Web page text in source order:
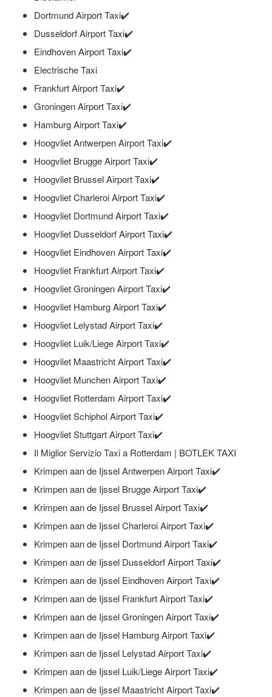
Dortmund Airport Taxi✔️
Dusseldorf Airport Taxi✔️
Eindhoven Airport Taxi✔️
Electrische Taxi
Frankfurt Airport Taxi✔️
Groningen Airport Taxi✔️
Hamburg Airport Taxi✔️
Hoogvliet Antwerpen Airport Taxi✔️
Hoogvliet Brugge Airport Taxi✔️
Hoogvliet Brussel Airport Taxi✔️
Hoogvliet Charleroi Airport Taxi✔️
Hoogvliet Dortmund Airport Taxi✔️
Hoogvliet Dusseldorf Airport Taxi✔️
Hoogvliet Eindhoven Airport Taxi✔️
Hoogvliet Frankfurt Airport Taxi✔️
Hoogvliet Groningen Airport Taxi✔️
Hoogvliet Hamburg Airport Taxi✔️
Hoogvliet Lelystad Airport Taxi✔️
Hoogvliet Luik/Liege Airport Taxi✔️
Hoogvliet Maastricht Airport Taxi✔️
Hoogvliet Munchen Airport Taxi✔️
Hoogvliet Rotterdam Airport Taxi✔️
Hoogvliet Schiphol Airport Taxi✔️
Hoogvliet Stuttgart Airport Taxi✔️
Il Miglior Servizio Taxi a Rotterdam | BOTLEK TAXI
Krimpen aan de Ijssel Antwerpen Airport Taxi✔️
Krimpen aan de Ijssel Brugge Airport Taxi✔️
Krimpen aan de Ijssel Brussel Airport Taxi✔️
Krimpen aan de Ijssel Charleroi Airport Taxi✔️
Krimpen aan de Ijssel Dortmund Airport Taxi✔️
Krimpen aan de Ijssel Dusseldorf Airport Taxi✔️
Krimpen aan de Ijssel Eindhoven Airport Taxi✔️
Krimpen aan de Ijssel Frankfurt Airport Taxi✔️
Krimpen aan de Ijssel Groningen Airport Taxi✔️
Krimpen aan de Ijssel Hamburg Airport Taxi✔️
Krimpen aan de Ijssel Lelystad Airport Taxi✔️
Krimpen aan de Ijssel Luik/Liege Airport Taxi✔️
Krimpen aan de Ijssel Maastricht Airport Taxi✔️